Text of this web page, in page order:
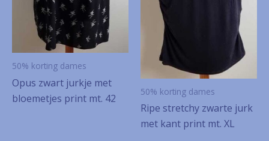
50% korting dames
Opus zwart jurkje met
bloemetjes print mt. 42
50% korting dames
Ripe stretchy zwarte jurk
met kant print mt. XL